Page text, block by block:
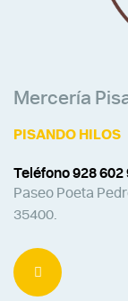
Mercería
PISANDO HILOS
Teléfono 928 602
Paseo Poeta
35400.